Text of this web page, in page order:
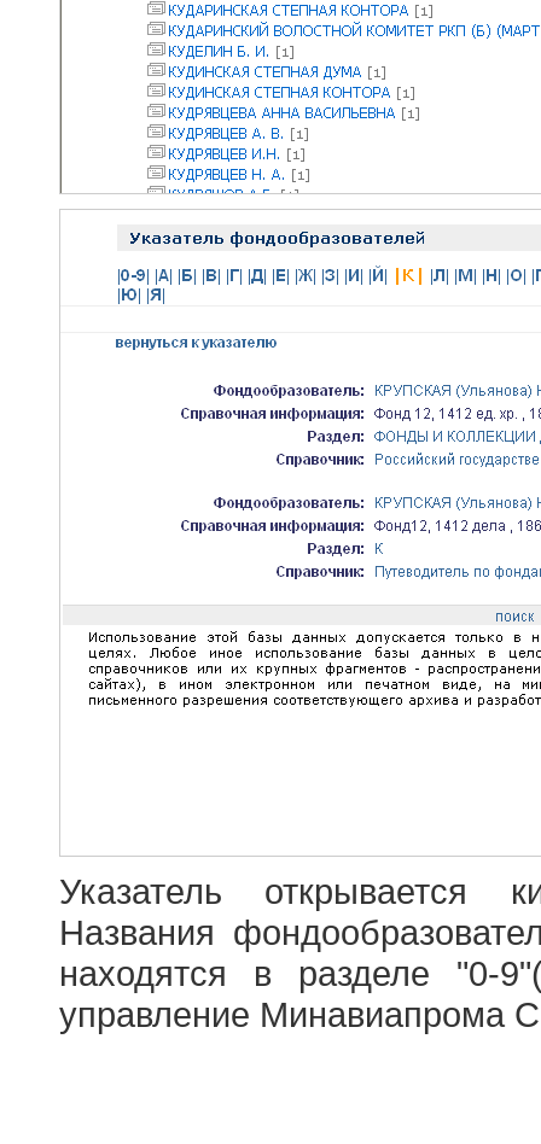
Указатель открывается
Названия
находятся в разделе "0-
управление Минавиапрома